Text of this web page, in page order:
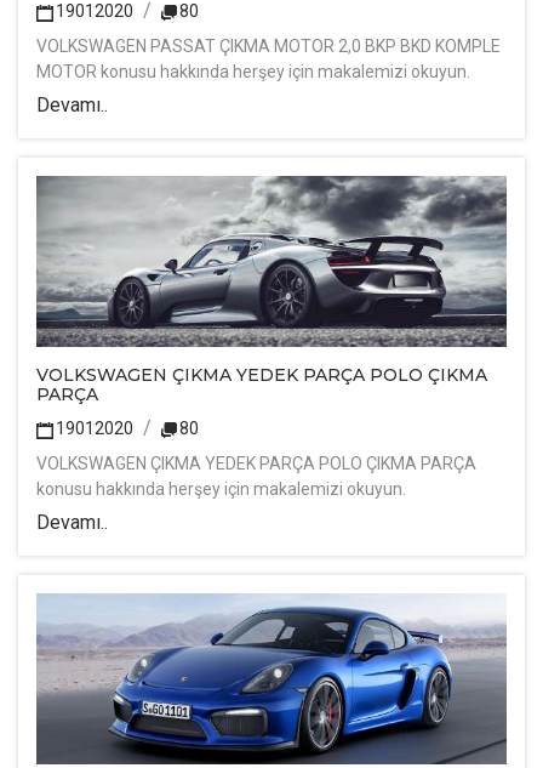
19012020
80
VOLKSWAGEN PASSAT ÇIKMA MOTOR 2,0 BKP BKD KOMPLE
MOTOR konusu hakkında herşey için makalemizi okuyun.
Devamı..
VOLKSWAGEN ÇIKMA YEDEK PARÇA POLO ÇIKMA
PARÇA
19012020
80
VOLKSWAGEN ÇIKMA YEDEK PARÇA POLO ÇIKMA PARÇA
konusu hakkında herşey için makalemizi okuyun.
Devamı..